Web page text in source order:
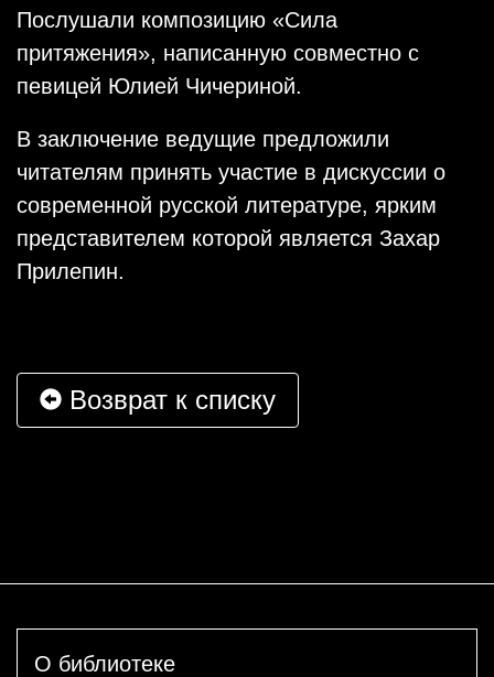
Послушали композицию «Сила
притяжения», написанную совместно с
певицей Юлией Чичериной.
В заключение ведущие предложили
читателям принять участие в дискуссии о
современной русской литературе, ярким
представителем которой является Захар
Прилепин.
Возврат к списку
О библиотеке